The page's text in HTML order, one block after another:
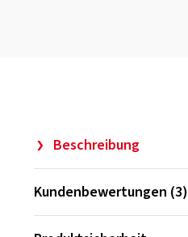
Beschreibung
Kundenbewertungen (3)